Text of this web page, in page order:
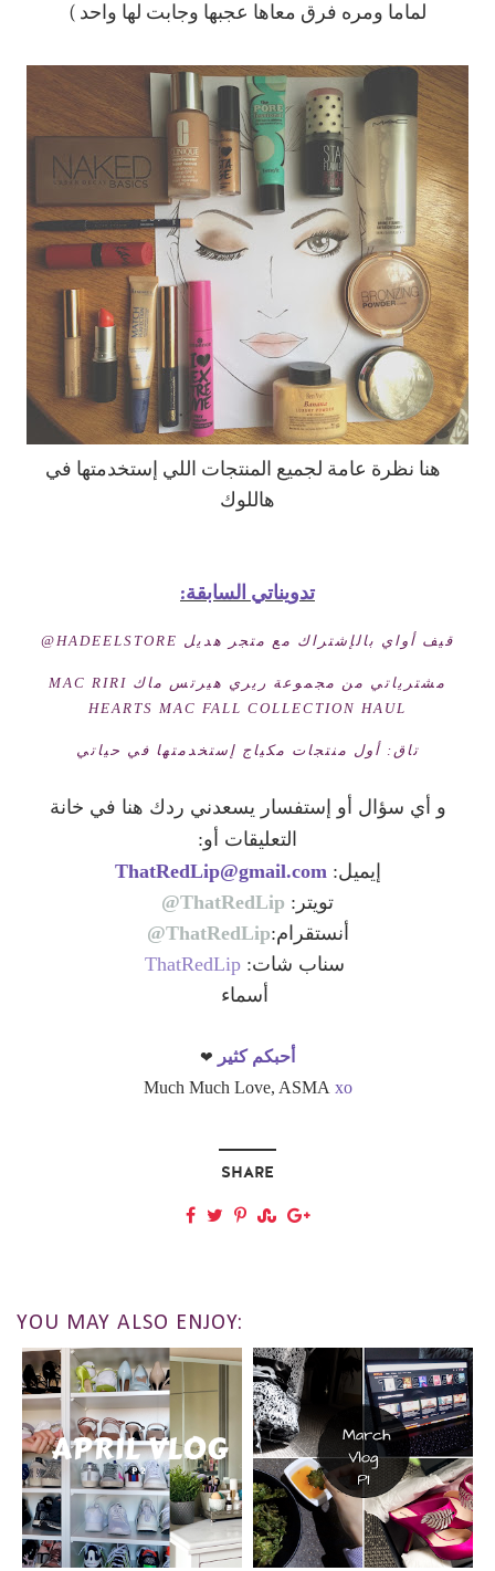
لماما ومره فرق معاها عجبها وجابت لها واحد )
هنا نظرة عامة لجميع المنتجات اللي إستخدمتها في
هاللوك
تدويناتي السابقة:
قيف أواي بالإشتراك مع متجر هديل HADEELSTORE@
مشترياتي من مجموعة ريري هيرتس ماك MAC RIRI
HEARTS MAC FALL COLLECTION HAUL
تاق: أول منتجات مكياج إستخدمتها في حياتي
و أي سؤال أو إستفسار يسعدني ردك هنا في خانة
التعليقات أو:
إيميل: ThatRedLip@gmail.com
تويتر: ThatRedLip@
أنستقرام:ThatRedLip@
سناب شات: ThatRedLip
أسماء
أحبكم كثير ❤
Much Much Love, ASMA xo
SHARE
YOU MAY ALSO ENJOY: